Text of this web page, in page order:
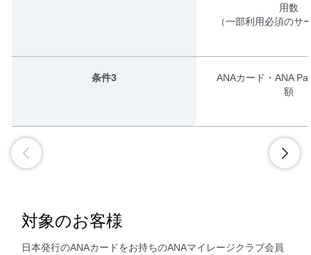
用数
（一部利用必須のサ
条件3
ANAカード・ANA
額
対象のお客様
日本発行のANAカードをお持ちのANAマイレージクラブ会員